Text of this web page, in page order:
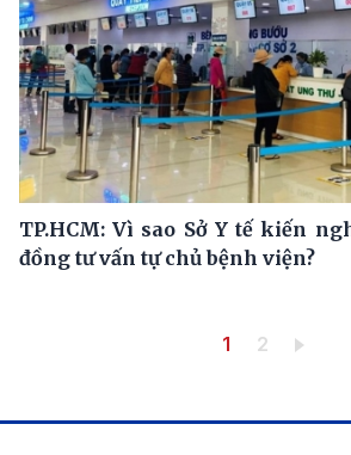
TP.HCM: Vì sao Sở Y tế kiến nghị thành lập Hội
đồng tư vấn tự chủ bệnh viện?
Trang hiện thời
1 Trang
2